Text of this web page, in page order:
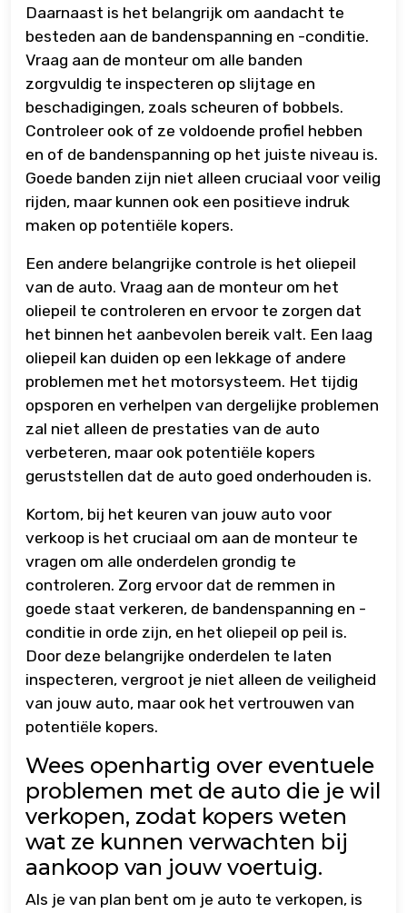
Daarnaast is het belangrijk om aandacht te
besteden aan de bandenspanning en -conditie.
Vraag aan de monteur om alle banden
zorgvuldig te inspecteren op slijtage en
beschadigingen, zoals scheuren of bobbels.
Controleer ook of ze voldoende profiel hebben
en of de bandenspanning op het juiste niveau is.
Goede banden zijn niet alleen cruciaal voor veilig
rijden, maar kunnen ook een positieve indruk
maken op potentiële kopers.
Een andere belangrijke controle is het oliepeil
van de auto. Vraag aan de monteur om het
oliepeil te controleren en ervoor te zorgen dat
het binnen het aanbevolen bereik valt. Een laag
oliepeil kan duiden op een lekkage of andere
problemen met het motorsysteem. Het tijdig
opsporen en verhelpen van dergelijke problemen
zal niet alleen de prestaties van de auto
verbeteren, maar ook potentiële kopers
geruststellen dat de auto goed onderhouden is.
Kortom, bij het keuren van jouw auto voor
verkoop is het cruciaal om aan de monteur te
vragen om alle onderdelen grondig te
controleren. Zorg ervoor dat de remmen in
goede staat verkeren, de bandenspanning en -
conditie in orde zijn, en het oliepeil op peil is.
Door deze belangrijke onderdelen te laten
inspecteren, vergroot je niet alleen de veiligheid
van jouw auto, maar ook het vertrouwen van
potentiële kopers.
Wees openhartig over eventuele
problemen met de auto die je wil
verkopen, zodat kopers weten
wat ze kunnen verwachten bij
aankoop van jouw voertuig.
Als je van plan bent om je auto te verkopen, is